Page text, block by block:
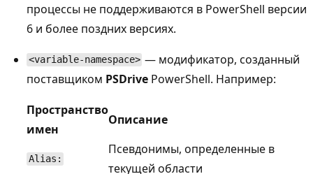
процессы не поддерживаются в PowerShell версии
6 и более поздних версиях.
<variable-namespace> — модификатор, созданный
поставщиком PSDrive PowerShell. Например:
Пространство
имен
Описание
Alias:
Псевдонимы, определенные в
текущей области